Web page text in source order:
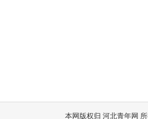
本网版权归 河北青年网